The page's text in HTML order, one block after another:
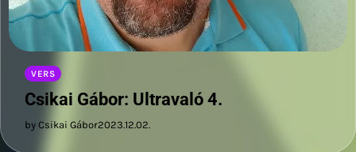
VERS
Csikai Gábor: Ultravaló 4.
by Csikai Gábor2023.12.02.